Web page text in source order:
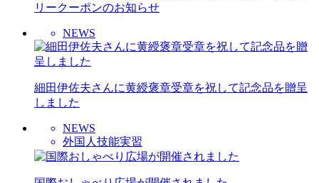
リークーポンのお知らせ
NEWS
細田伊佐夫さんに黄綬褒章受章を祝して記念品を贈呈
しました
NEWS
外国人技能実習